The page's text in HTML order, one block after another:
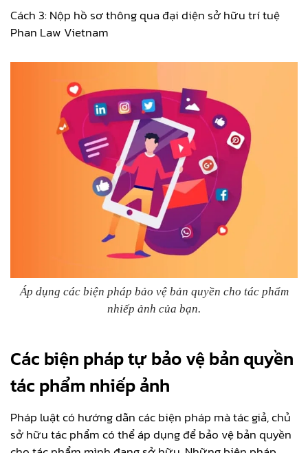
Cách 3: Nộp hồ sơ thông qua đại diện sở hữu trí tuệ
Phan Law Vietnam
Áp dụng các biện pháp bảo vệ bản quyền cho tác phẩm
nhiếp ảnh của bạn.
Các biện pháp tự bảo vệ bản quyền
tác phẩm nhiếp ảnh
Pháp luật có hướng dẫn các biện pháp mà tác giả, chủ
sở hữu tác phẩm có thể áp dụng để bảo vệ bản quyền